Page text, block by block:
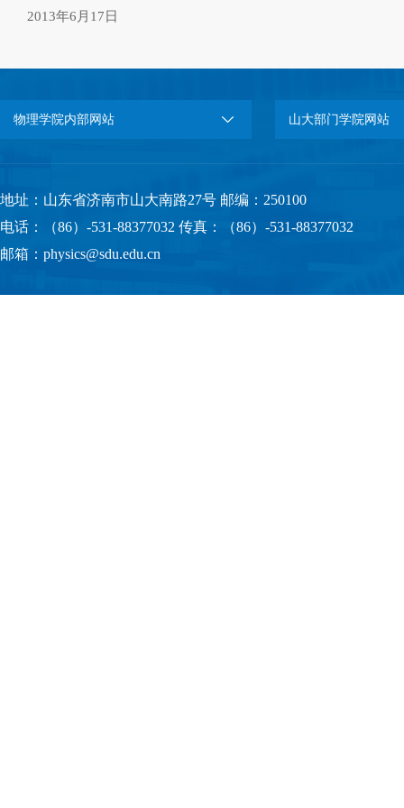
2013年6月17日
物理学院内部网站 山大部门学院网站
地址：山东省济南市山大南路27号 邮编：250100
电话：（86）-531-88377032 传真：（86）-531-88377032
邮箱：physics@sdu.edu.cn